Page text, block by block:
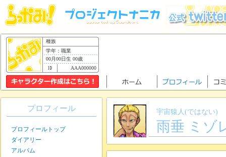
種族
学年：職業
00月00日生 00歳
AAA000000
宇宙猿人(ではない)
雨垂 ミゾ
プロフィール
プロフィールトップ
ダイアリー
アルバム